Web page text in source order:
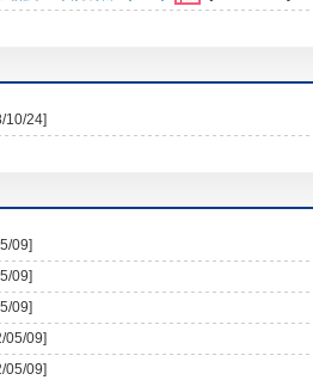
10/24]
09]
09]
09]
05/09]
05/09]